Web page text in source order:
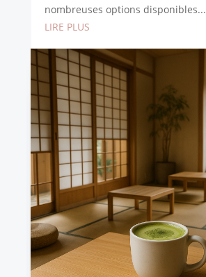
nombreuses options disponibles...
LIRE PLUS